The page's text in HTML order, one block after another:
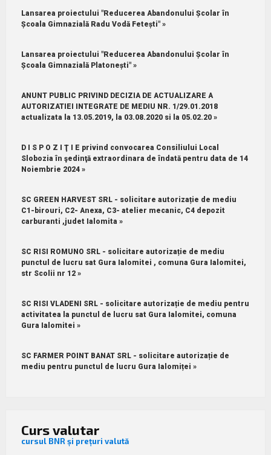
Lansarea proiectului "Reducerea Abandonului Școlar în
Școala Gimnazială Radu Vodă Fetești" »
Lansarea proiectului "Reducerea Abandonului Școlar în
Școala Gimnazială Platonești" »
ANUNT PUBLIC PRIVIND DECIZIA DE ACTUALIZARE A
AUTORIZATIEI INTEGRATE DE MEDIU NR. 1/29.01.2018
actualizata la 13.05.2019, la 03.08.2020 si la 05.02.20 »
D I S P O Z I Ţ I E privind convocarea Consiliului Local
Slobozia în şedinţă extraordinara de îndată pentru data de 14
Noiembrie 2024 »
SC GREEN HARVEST SRL - solicitare autorizație de mediu
C1-birouri, C2- Anexa, C3- atelier mecanic, C4 depozit
carburanti ,judet Ialomita »
SC RISI ROMUNO SRL - solicitare autorizație de mediu
punctul de lucru sat Gura Ialomitei , comuna Gura Ialomitei,
str Scolii nr 12 »
SC RISI VLADENI SRL - solicitare autorizație de mediu pentru
activitatea la punctul de lucru sat Gura Ialomitei, comuna
Gura Ialomitei »
SC FARMER POINT BANAT SRL - solicitare autorizație de
mediu pentru punctul de lucru Gura Ialomiței »
Curs valutar
cursul BNR și prețuri valută